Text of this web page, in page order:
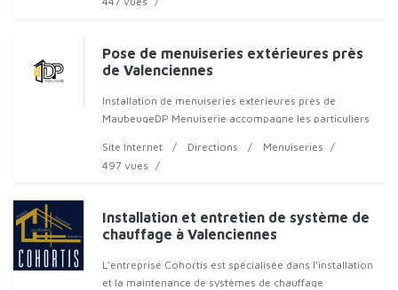
Pose de menuiseries extérieures près
de Valenciennes
Installation de menuiseries extérieures près de
MaubeugeDP Menuiserie accompagne les particuliers
d’aménagement extérieur
Site Internet Directions
Menuiseries
497 vues
Installation et entretien de système de
chauffage à Valenciennes
L’entreprise Cohortis est spécialisée dans l’installation
et la maintenance de systèmes de chauffage